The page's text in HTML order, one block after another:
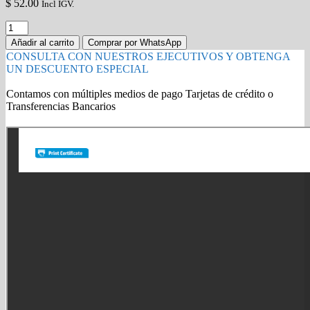
$ 52.00 Incl IGV.
TINTA
HP
951XL
CN046AL
CYAN
(1500
PAGINAS)
quantity
Añadir al carrito Comprar por WhatsApp
CONSULTA CON NUESTROS EJECUTIVOS Y OBTENGA
UN DESCUENTO ESPECIAL
Contamos con múltiples medios de pago Tarjetas de crédito o
Transferencias Bancarios